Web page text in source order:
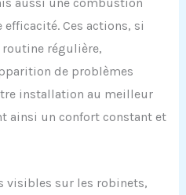
Ces actions, si
routine régulière,
de problèmes
installation au meilleur
ainsi un confort constant et
visibles sur les robinets,